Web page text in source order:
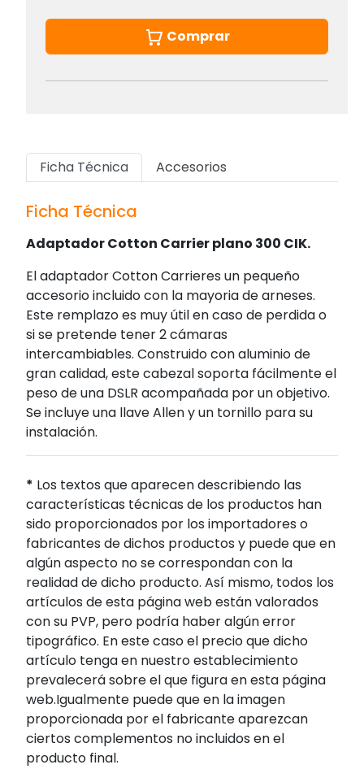
Comprar
Ficha Técnica Accesorios
Ficha Técnica
Adaptador Cotton Carrier plano 300 CIK.
El adaptador Cotton Carrieres un pequeño
accesorio incluido con la mayoria de arneses.
Este remplazo es muy útil en caso de perdida o
si se pretende tener 2 cámaras
intercambiables. Construido con aluminio de
gran calidad, este cabezal soporta fácilmente el
peso de una DSLR acompañada por un objetivo.
Se incluye una llave Allen y un tornillo para su
instalación.
* Los textos que aparecen describiendo las
características técnicas de los productos han
sido proporcionados por los importadores o
fabricantes de dichos productos y puede que en
algún aspecto no se correspondan con la
realidad de dicho producto. Así mismo, todos los
artículos de esta página web están valorados
con su PVP, pero podría haber algún error
tipográfico. En este caso el precio que dicho
artículo tenga en nuestro establecimiento
prevalecerá sobre el que figura en esta página
web.Igualmente puede que en la imagen
proporcionada por el fabricante aparezcan
ciertos complementos no incluidos en el
producto final.